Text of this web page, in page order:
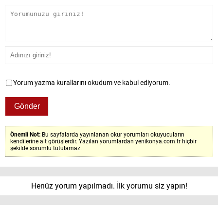
Yorum yazma kurallarını okudum ve kabul ediyorum.
Önemli Not: Bu sayfalarda yayınlanan okur yorumları okuyucuların
kendilerine ait görüşlerdir. Yazılan yorumlardan yenikonya.com.tr hiçbir
şekilde sorumlu tutulamaz.
Henüz yorum yapılmadı. İlk yorumu siz yapın!